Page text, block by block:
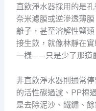
直飲淨水器採用的是
奈米濾膜或逆滲透薄
離子，甚至溶解性鹽
接生飲，就像林靜在
一樣——只是少了那道
非直飲淨水器則通常
的活性碳過濾、PP棉
是去除泥沙、鐵鏽、